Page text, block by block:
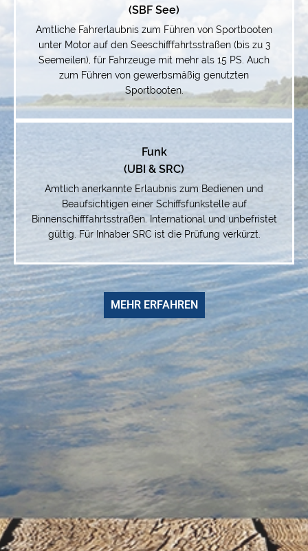
(SBF See)
Amtliche Fahrerlaubnis zum Führen von Sportbooten
unter Motor auf den Seeschifffahrtsstraßen (bis zu 3
Seemeilen), für Fahrzeuge mit mehr als 15 PS. Auch
zum Führen von gewerbsmäßig genutzten
Sportbooten.
Funk
(UBI & SRC)
Amtlich anerkannte Erlaubnis zum Bedienen und
Beaufsichtigen einer Schiffsfunkstelle auf
Binnenschifffahrtsstraßen. International und unbefristet
gültig. Für Inhaber SRC ist die Prüfung verkürzt.
MEHR ERFAHREN